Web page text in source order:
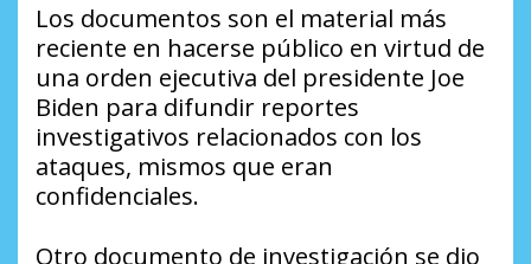
Los documentos son el material más
reciente en hacerse público en virtud de
una orden ejecutiva del presidente Joe
Biden para difundir reportes
investigativos relacionados con los
ataques, mismos que eran
confidenciales.
Otro documento de investigación se dio